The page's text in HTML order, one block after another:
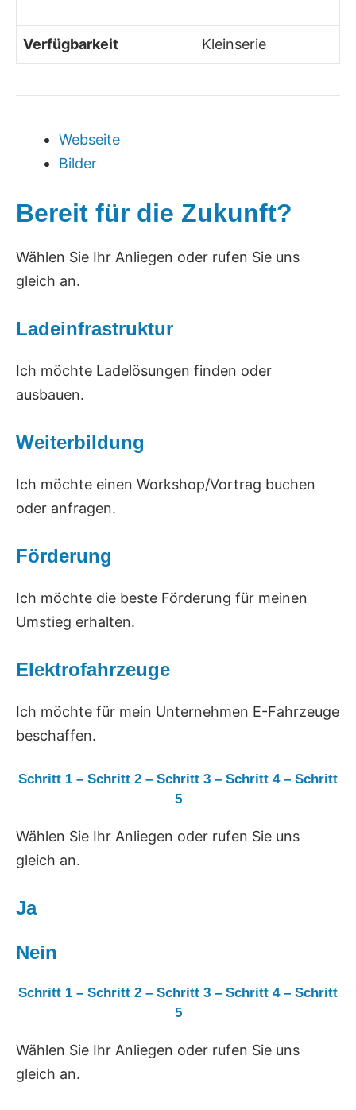
Verfügbarkeit Kleinserie
Webseite
Bilder
Bereit für die Zukunft?
Wählen Sie Ihr Anliegen oder rufen Sie uns
gleich an.
Ladeinfrastruktur
Ich möchte Ladelösungen finden oder
ausbauen.
Weiterbildung
Ich möchte einen Workshop/Vortrag buchen
oder anfragen.
Förderung
Ich möchte die beste Förderung für meinen
Umstieg erhalten.
Elektrofahrzeuge
Ich möchte für mein Unternehmen E-Fahrzeuge
beschaffen.
Schritt 1 – Schritt 2 – Schritt 3 – Schritt 4– Schritt
5
Wählen Sie Ihr Anliegen oder rufen Sie uns
gleich an.
Ja
Nein
Schritt 1 – Schritt 2 – Schritt 3 – Schritt 4– Schritt
5
Wählen Sie Ihr Anliegen oder rufen Sie uns
gleich an.